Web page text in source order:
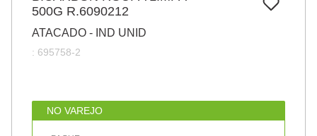
500G R.6090212
ATACADO - IND UNID
: 695758-2
NO VAREJO
pincel
cola
barbante